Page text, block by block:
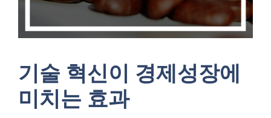
기술 혁신이 경제성장에
미치는 효과